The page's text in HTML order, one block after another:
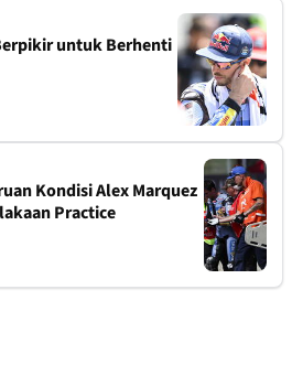
untuk Berhenti
Kondisi Alex Marquez
Practice